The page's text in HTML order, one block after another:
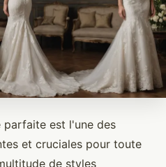
parfaite est l'une des
et cruciales pour toute
de styles